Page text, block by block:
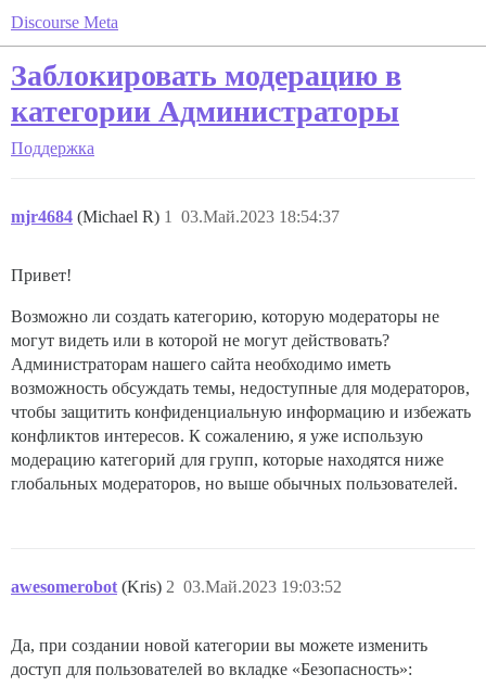
Discourse Meta
Заблокировать модерацию в
категории Администраторы
Поддержка
mjr4684 (Michael R) 03.Май.2023 18:54:37
1
Привет!
Возможно ли создать категорию, которую модераторы не
могут видеть или в которой не могут действовать?
Администраторам нашего сайта необходимо иметь
возможность обсуждать темы, недоступные для модераторов,
чтобы защитить конфиденциальную информацию и избежать
конфликтов интересов. К сожалению, я уже использую
модерацию категорий для групп, которые находятся ниже
глобальных модераторов, но выше обычных пользователей.
awesomerobot (Kris) 03.Май.2023 19:03:52
2
Да, при создании новой категории вы можете изменить
доступ для пользователей во вкладке «Безопасность»: